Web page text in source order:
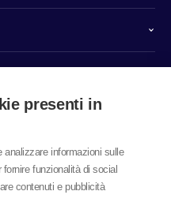
presenti in
analizzare informazioni sulle
funzionalità di social
contenuti e pubblicità